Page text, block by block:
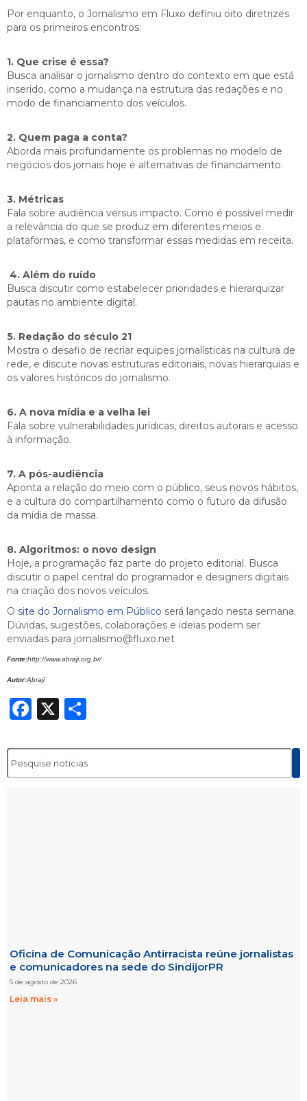
Por enquanto, o Jornalismo em Fluxo definiu oito diretrizes
para os primeiros encontros:
1. Que crise é essa?
Busca analisar o jornalismo dentro do contexto em que está
inserido, como a mudança na estrutura das redações e no
modo de financiamento dos veículos.
2. Quem paga a conta?
Aborda mais profundamente os problemas no modelo de
negócios dos jornais hoje e alternativas de financiamento.
3. Métricas
Fala sobre audiência versus impacto. Como é possível medir
a relevância do que se produz em diferentes meios e
plataformas, e como transformar essas medidas em receita.
4. Além do ruído
Busca discutir como estabelecer prioridades e hierarquizar
pautas no ambiente digital.
5. Redação do século 21
Mostra o desafio de recriar equipes jornalísticas na cultura de
rede, e discute novas estruturas editoriais, novas hierarquias e
os valores históricos do jornalismo.
6. A nova mídia e a velha lei
Fala sobre vulnerabilidades jurídicas, direitos autorais e acesso
à informação.
7. A pós-audiência
Aponta a relação do meio com o público, seus novos hábitos,
e a cultura do compartilhamento como o futuro da difusão
da mídia de massa.
8. Algoritmos: o novo design
Hoje, a programação faz parte do projeto editorial. Busca
discutir o papel central do programador e designers digitais
na criação dos novos veículos.
O site do Jornalismo em Público será lançado nesta semana.
Dúvidas, sugestões, colaborações e ideias podem ser
enviadas para jornalismo@fluxo.net
Fonte:http://www.abraji.org.br/
Autor:Abraji
Facebook
X
Oficina de Comunicação Antirracista reúne jornalistas
e comunicadores na sede do SindijorPR
5 de agosto de 2026
Leia mais »